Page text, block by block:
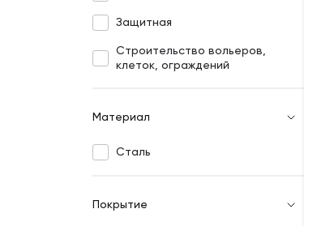
Защитная
Строительство вольеров,
клеток, ограждений
Материал
Сталь
Покрытие